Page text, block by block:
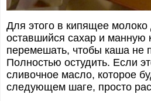
Для этого в кипящее молоко
оставшийся сахар и манную
перемешать, чтобы каша не
Полностью остудить. Если
сливочное масло, которое
следующем шаге, просто